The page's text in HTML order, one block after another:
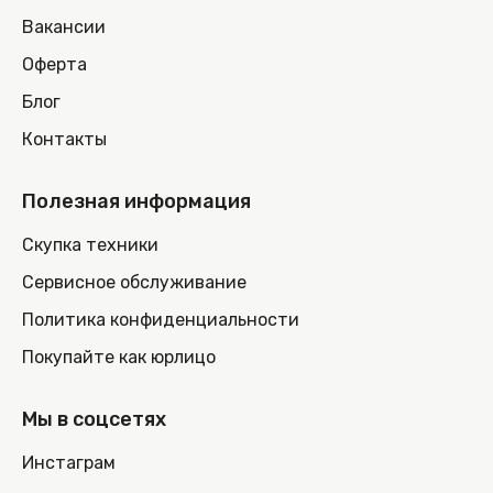
Вакансии
Оферта
Блог
Контакты
Полезная информация
Скупка техники
Сервисное обслуживание
Политика конфиденциальности
Покупайте как юрлицо
Мы в соцсетях
Инстаграм